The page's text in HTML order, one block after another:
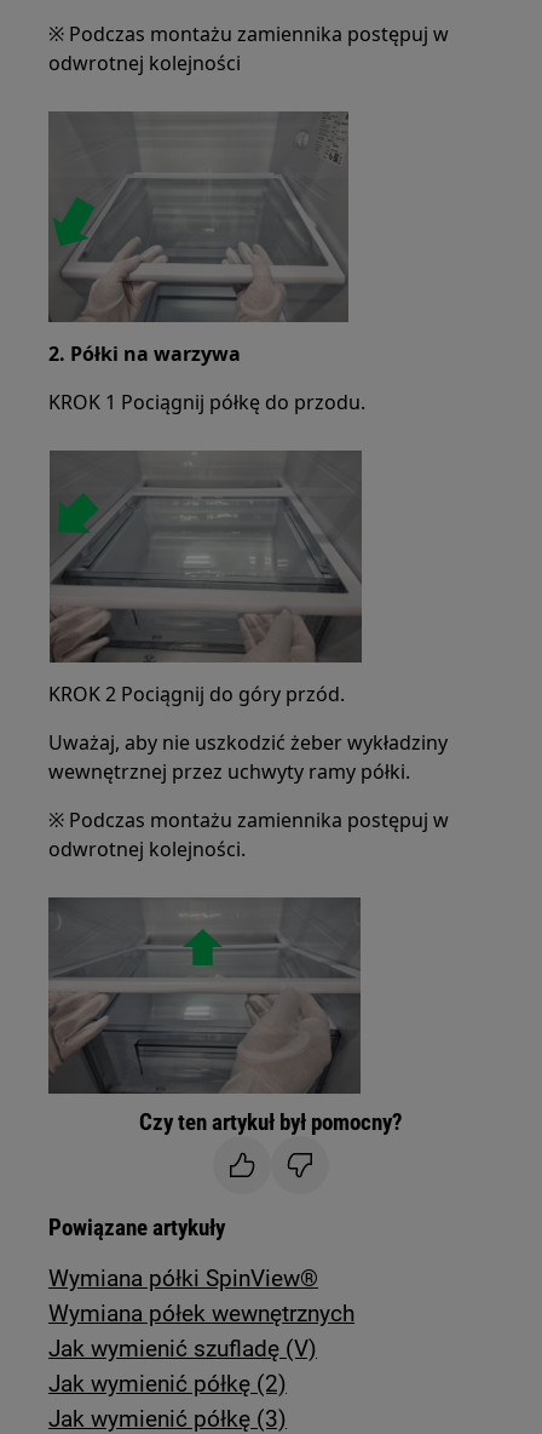
※ Podczas montażu zamiennika postępuj w
odwrotnej kolejności
2. Półki na warzywa
KROK 1 Pociągnij półkę do przodu.
KROK 2 Pociągnij do góry przód.
Uważaj, aby nie uszkodzić żeber wykładziny
wewnętrznej przez uchwyty ramy półki.
※ Podczas montażu zamiennika postępuj w
odwrotnej kolejności.
Czy ten artykuł był pomocny?
Powiązane artykuły
Wymiana półki SpinView®
Wymiana półek wewnętrznych
Jak wymienić szufladę (V)
Jak wymienić półkę (2)
Jak wymienić półkę (3)